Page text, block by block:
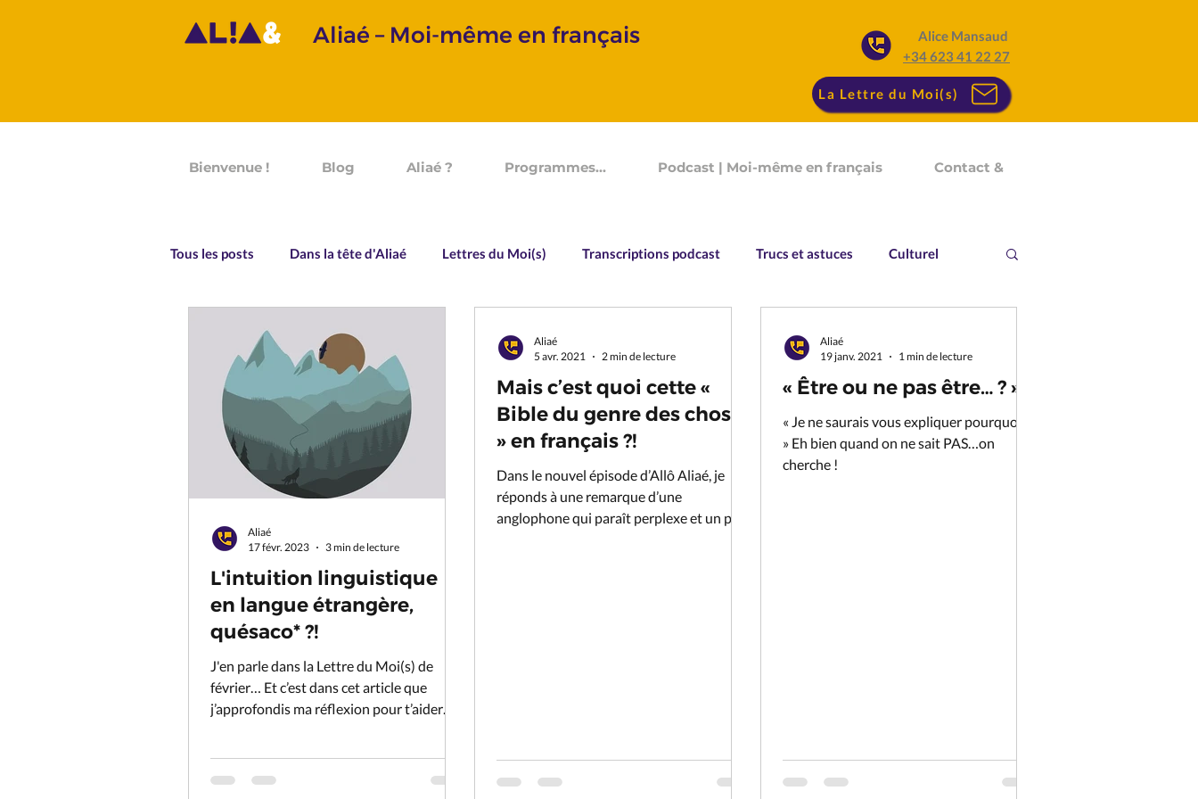
Aliaé – Moi-même en français
Alice Mansaud
+34 623 41 22 27
La Lettre du Moi(s)
Bienvenue ! Blog Aliaé ? Programmes... Podcast | Moi-même en français Contact &
Tous les posts Dans la tête d'Aliaé Lettres du Moi(s) Transcriptions podcast Trucs et astuces Culturel
L'intuition linguistique
en langue étrangère,
quésaco* ?!
J'en parle dans la Lettre du Moi(s) de
février… Et c’est dans cet article que
j’approfondis ma réflexion pour t’aider
Aliaé
17 févr. 2023
3 min de lecture
Mais c’est quoi cette «
Bible du genre des choses
» en français ?!
Dans le nouvel épisode d’Allô Aliaé, je
réponds à une remarque d’une
anglophone qui paraît perplexe et un peu
Aliaé
5 avr. 2021
2 min de lecture
« Être ou ne pas être… ? »*
« Je ne saurais vous expliquer pourquoi…
» Eh bien quand on ne sait PAS…on
cherche !
Aliaé
19 janv. 2021
1 min de lecture